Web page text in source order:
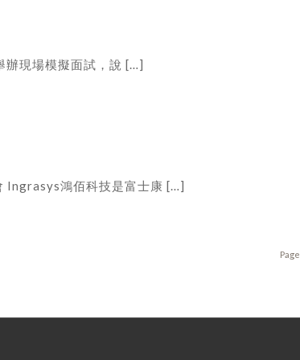
現場模擬面試，說 […]
Ingrasys鴻佰科技是富士康 […]